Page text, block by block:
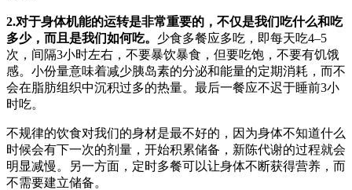
2.对于身体机能的运转是非常重要的，不仅是我们吃什么和吃
多少，而且是我们如何吃。 少食多餐应多吃，即每天吃4–5
次，间隔3小时左右，不要暴饮暴食，但要吃饱，不要有饥饿
感。小份量意味着减少胰岛素的分泌和能量的定期消耗，而不
会在脂肪组织中沉积过多的热量。最后一餐应不迟于睡前3小
时吃。
不规律的饮食对我们的身材是最不好的，因为身体不知道什么
时候会有下一次的剂量，开始积累储备，新陈代谢的过程就会
明显减慢。另一方面，定时多餐可以让身体不断获得营养，而
不需要建立储备。